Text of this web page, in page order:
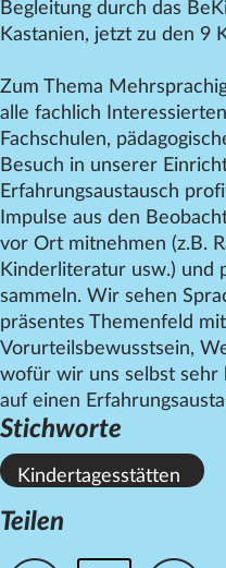
Begleitung durch das
Kastanien, jetzt zu den 9
Zum Thema
alle fachlich
Fachschulen,
Besuch in unserer
Erfahrungsaustausch
Impulse aus den
vor Ort mitnehmen (z.B.
Kinderliteratur usw.) und
sammeln. Wir sehen
präsentes Themenfeld
Vorurteilsbewusstsein,
wofür wir uns selbst sehr
auf einen
Stichworte
Kindertagesstätten
Teilen